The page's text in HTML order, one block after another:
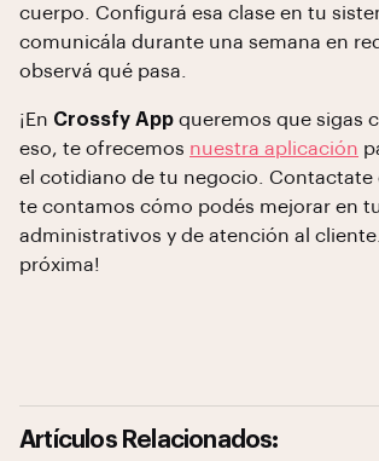
cuerpo. Configurá esa clase en tu
comunicála durante una semana en
observá qué pasa.
¡En Crossfy App queremos que sigas
eso, te ofrecemos nuestra aplicación
el cotidiano de tu negocio. Contactate
te contamos cómo podés mejorar en
administrativos y de atención al
próxima!
Artículos Relacionados: